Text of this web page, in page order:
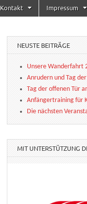
Kontakt Impressum
NEUSTE BEITRÄGE
Unsere Wanderfahrt
Anrudern und Tag
Tag der offenen Tür
Anfängertraining für
Die nächsten
MIT UNTERSTÜTZUNG